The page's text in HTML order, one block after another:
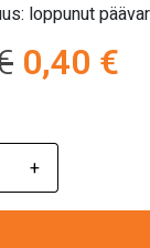
loppunut
oli:
0,70 €.
0,40 €